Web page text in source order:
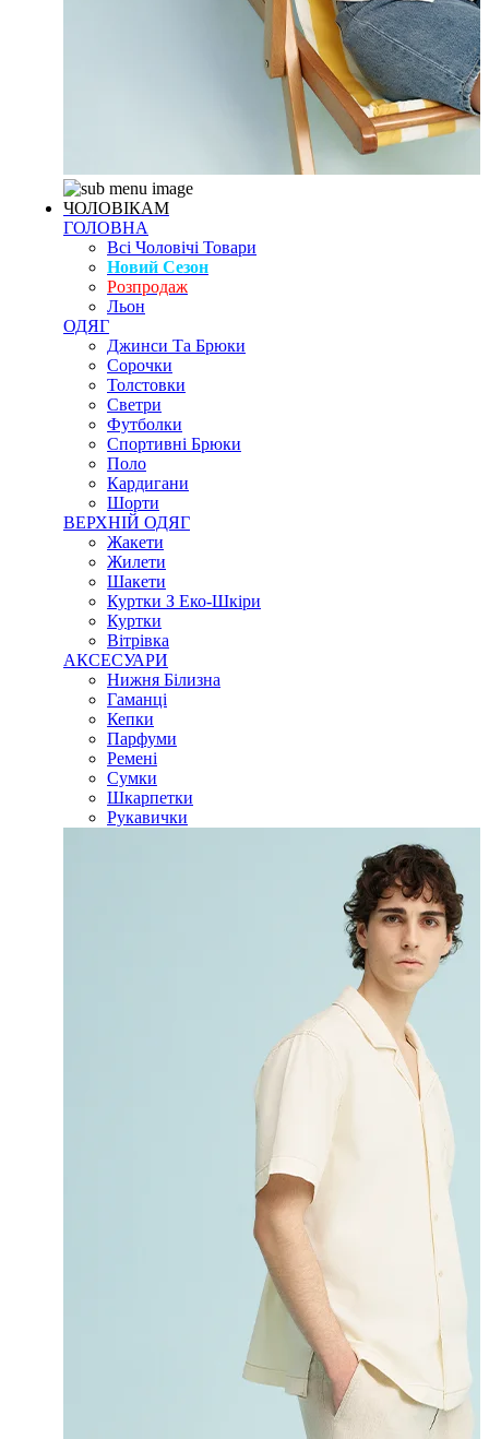
ЧОЛОВІКАМ
ГОЛОВНА
Всі Чоловічі Товари
Новий Сезон
Розпродаж
Льон
ОДЯГ
Джинси Та Брюки
Сорочки
Толстовки
Светри
Футболки
Спортивні Брюки
Поло
Кардигани
Шорти
ВЕРХНІЙ ОДЯГ
Жакети
Жилети
Шакети
Куртки З Еко-Шкіри
Куртки
Вітрівка
АКСЕСУАРИ
Нижня Білизна
Гаманці
Кепки
Парфуми
Ремені
Сумки
Шкарпетки
Рукавички